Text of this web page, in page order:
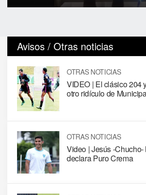
Avisos / Otras noticias
OTRAS NOTICIAS
VIDEO | El clásico 204
otro ridículo de
OTRAS NOTICIAS
Video | Jesús -Chucho-
declara Puro Crema